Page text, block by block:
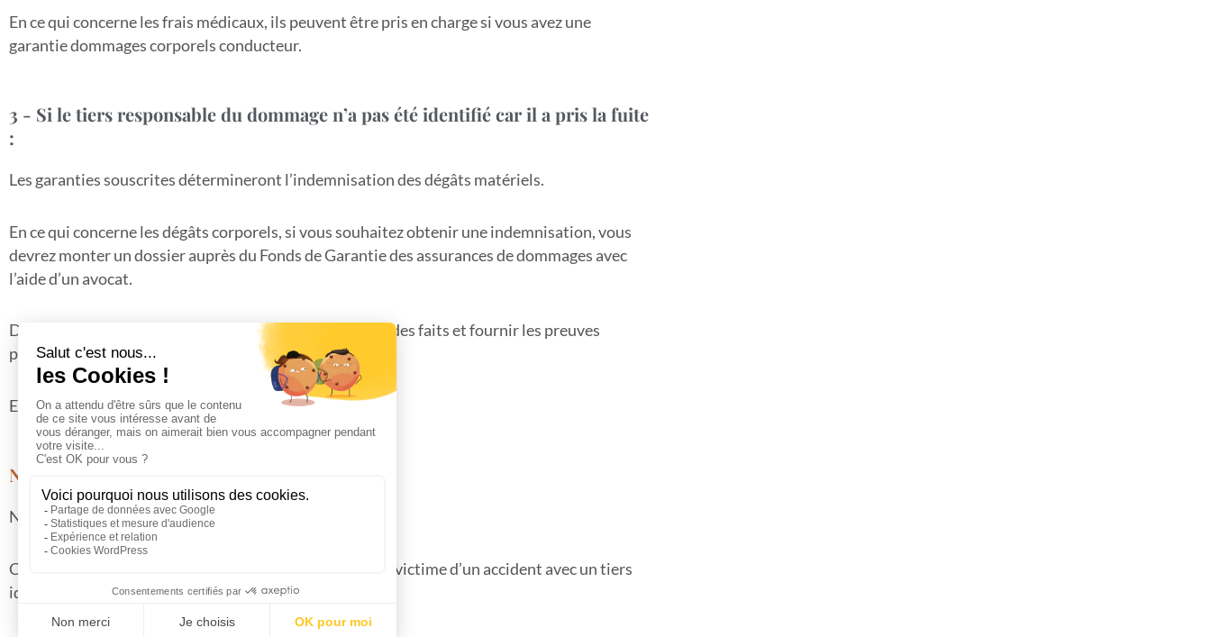
En ce qui concerne les frais médicaux, ils peuvent être pris en charge si vous avez une
garantie dommages corporels conducteur.
3 - Si le tiers responsable du dommage n’a pas été identifié car il a pris la fuite
:
Les garanties souscrites détermineront l’indemnisation des dégâts matériels.
En ce qui concerne les dégâts corporels, si vous souhaitez obtenir une indemnisation, vous
devrez monter un dossier auprès du Fonds de Garantie des assurances de dommages avec
l’aide d’un avocat.
Dans ce cas, il sera nécessaire de prouver la matérialité des faits et fournir les preuves
permettant d’attester des préjudices subis.
En plus de cela, vous devrez déposer plainte contre X.
Notre rôle en tant qu'avocat
Nous sommes là pour vous aider.
Ce fonds de garanties peut être encore saisi si vous être victime d’un accident avec un tiers
identifié mais non assuré.